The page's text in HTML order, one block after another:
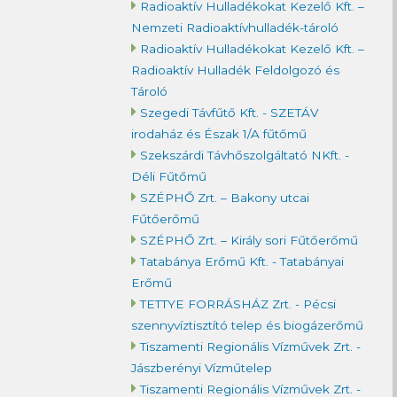
Radioaktív Hulladékokat Kezelő Kft. –
Nemzeti Radioaktívhulladék-tároló
Radioaktív Hulladékokat Kezelő Kft. –
Radioaktív Hulladék Feldolgozó és
Tároló
Szegedi Távfűtő Kft. - SZETÁV
irodaház és Észak 1/A fűtőmű
Szekszárdi Távhőszolgáltató NKft. -
Déli Fűtőmű
SZÉPHŐ Zrt. – Bakony utcai
Fűtőerőmű
SZÉPHŐ Zrt. – Király sori Fűtőerőmű
Tatabánya Erőmű Kft. - Tatabányai
Erőmű
TETTYE FORRÁSHÁZ Zrt. - Pécsi
szennyvíztisztító telep és biogázerőmű
Tiszamenti Regionális Vízművek Zrt. -
Jászberényi Vízműtelep
Tiszamenti Regionális Vízművek Zrt. -